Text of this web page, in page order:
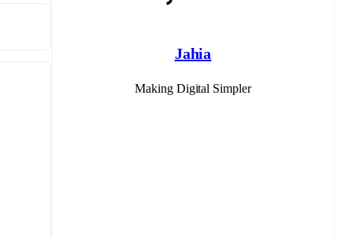
Jahia
Making Digital Simpler